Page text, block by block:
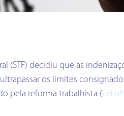
(STF) decidiu que as
os limites
pela reforma trabalhista (Lei